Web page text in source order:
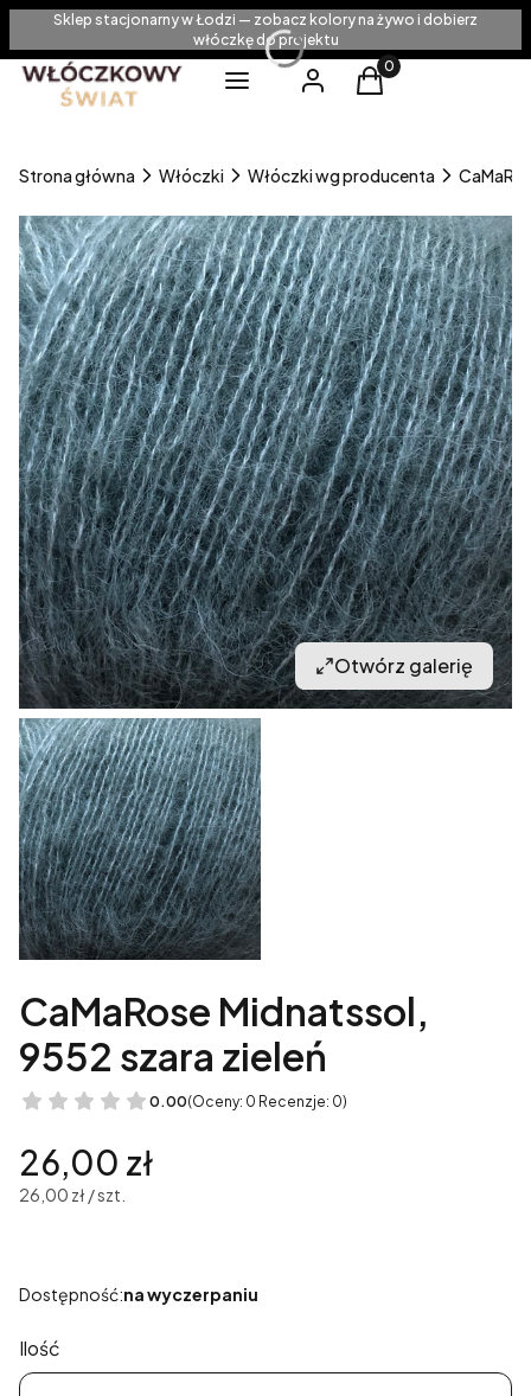
Sklep stacjonarny w Łodzi — zobacz kolory na żywo i dobierz
włóczkę do projektu
Menu
Zaloguj sięProdukty w
Koszyk
Strona główna Włóczki Włóczki wg producenta
Otwórz galerię
CaMaRose Midnatssol,
9552 szara zieleń
0.00(Oceny: 0 Recenzje: 0)
Cena
26,00 zł
26,00 zł / szt.
Dostępność:na wyczerpaniu
Ilość